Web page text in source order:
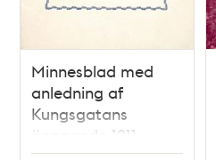
Minnesblad med
anledning af
Kungsgatans
öppnande 1911